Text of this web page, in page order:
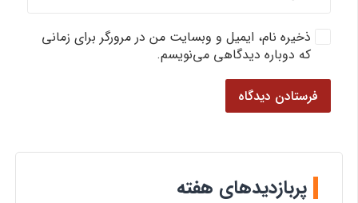
ذخیره نام، ایمیل و وبسایت من در مرورگر برای زمانی
که دوباره دیدگاهی می‌نویسم.
فرستادن دیدگاه
پربازدیدهای هفته